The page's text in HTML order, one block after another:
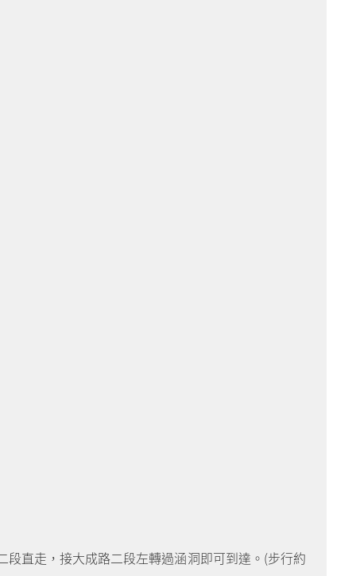
直走，接大成路二段左轉過涵洞即可到達。(步行約